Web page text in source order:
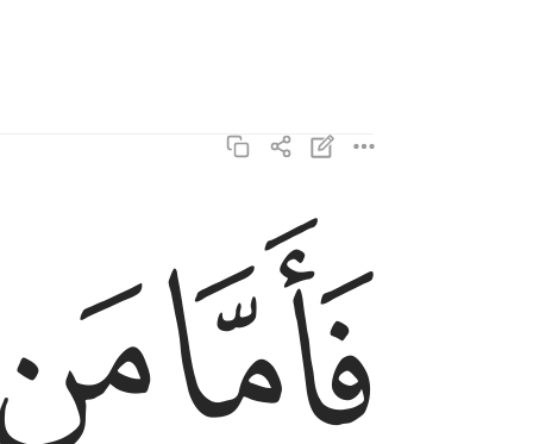
فاما من ثقلت موازينه ٦
فَأَمَّا مَن ثَقُلَتْ مَوَٰزِينُهُۥ ٦
ﱹ